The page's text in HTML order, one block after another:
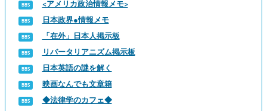
<アメリカ政治情報メモ>
日本政界●情報メモ
「在外」日本人掲示板
リバータリアニズム掲示板
日本英語の謎を解く
映画なんでも文章箱
◆法律学のカフェ◆